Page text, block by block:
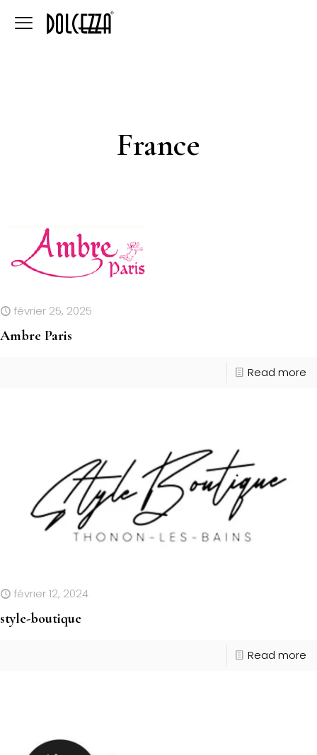
France
février 25, 2025
Ambre Paris
Read more
février 12, 2024
style-boutique
Read more